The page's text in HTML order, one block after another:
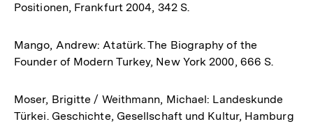
Positionen, Frankfurt 2004, 342 S.
Mango, Andrew: Atatürk. The Biography of the
Founder of Modern Turkey, New York 2000, 666 S.
Moser, Brigitte / Weithmann, Michael: Landeskunde
Türkei. Geschichte, Gesellschaft und Kultur, Hamburg